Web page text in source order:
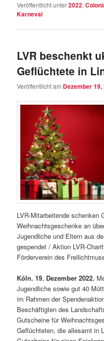
Veröffentlicht unter2022,
Karneval
LVR beschenkt
Geflüchtete in
Veröffentlicht am Dezember 19,
LVR-Mitarbeitende schenken
Weihnachtsgeschenke an
Jugendliche und Eltern aus
gespendet / Aktion LVR-
Förderverein des
Köln. 19. Dezember 2022.
Jugendliche sowie gut 40
im Rahmen der
Beschäftigten des
Gutscheine für
Geflüchteten, die allesamt in